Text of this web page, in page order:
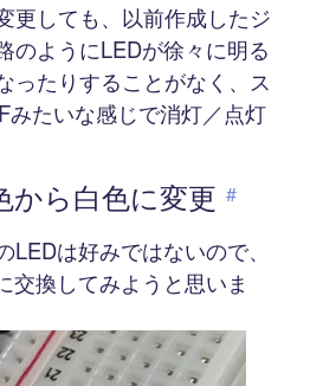
更しても、以前作成したジ
のようにLEDが徐々に明る
ったりすることがなく、ス
みたいな感じで消灯／点灯
から白色に変更 #
LEDは好みではないので、
交換してみようと思いま